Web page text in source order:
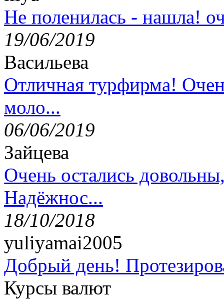
Не поленилась - нашла!
19/06/2019
Васильева
Отличная турфирма!
моло...
06/06/2019
Зайцева
Очень остались
Надёжнос...
18/10/2018
yuliyamai2005
Добрый день!
Курсы валют